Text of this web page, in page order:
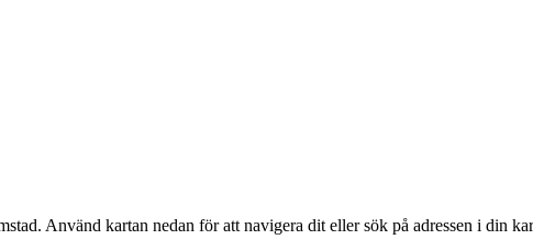
. Använd kartan nedan för att navigera dit eller sök på adressen i din